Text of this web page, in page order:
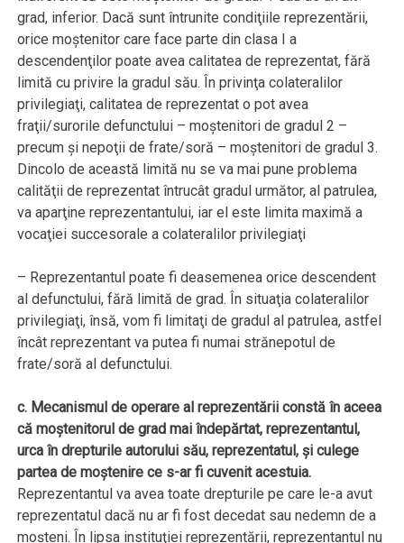
grad, inferior. Dacă sunt întrunite condiţiile reprezentării,
orice moştenitor care face parte din clasa I a
descendenţilor poate avea calitatea de reprezentat, fără
limită cu privire la gradul său. În privinţa colateralilor
privilegiaţi, calitatea de reprezentat o pot avea
fraţii/surorile defunctului – moştenitori de gradul 2 –
precum şi nepoţii de frate/soră – moştenitori de gradul 3.
Dincolo de această limită nu se va mai pune problema
calităţii de reprezentat întrucât gradul următor, al patrulea,
va aparţine reprezentantului, iar el este limita maximă a
vocaţiei succesorale a colateralilor privilegiaţi
– Reprezentantul poate fi deasemenea orice descendent
al defunctului, fără limită de grad. În situaţia colateralilor
privilegiaţi, însă, vom fi limitaţi de gradul al patrulea, astfel
încât reprezentant va putea fi numai strănepotul de
frate/soră al defunctului.
c. Mecanismul de operare al reprezentării constă în aceea
că moştenitorul de grad mai îndepărtat, reprezentantul,
urca în drepturile autorului său, reprezentatul, şi culege
partea de moştenire ce s-ar fi cuvenit acestuia.
Reprezentantul va avea toate drepturile pe care le-a avut
reprezentatul dacă nu ar fi fost decedat sau nedemn de a
moşteni. În lipsa instituţiei reprezentării, reprezentantul nu